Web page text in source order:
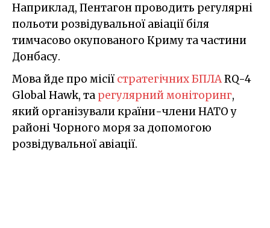
Наприклад, Пентагон проводить регулярні
польоти розвідувальної авіації біля
тимчасово окупованого Криму та частини
Донбасу.
Мова йде про місії стратегічних БПЛАRQ-4
Global Hawk, та регулярний моніторинг,
який організували країни-члени НАТО у
районі Чорного моря за допомогою
розвідувальної авіації.